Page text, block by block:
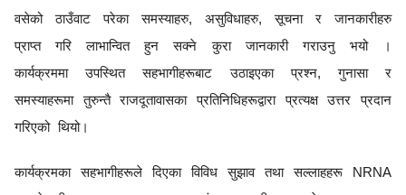
वसेको ठाउँवाट परेका समस्याहरु, असुविधाहरु,सूचना र जानकारीहरु
प्राप्त गरि लाभान्वित हुन सक्ने कुरा जानकारी गराउनु भयो ।
कार्यक्रममा उपस्थित सहभागीहरूबाट उठाइएका प्रश्न,गुनासा र
समस्याहरूमा तुरुन्तै राजदूतावासका प्रतिनिधिहरूद्वारा प्रत्यक्ष उत्तर प्रदान
गरिएको थियो।
कार्यक्रमका सहभागीहरूले दिएका विविध सुझाव तथा सल्लाहहरू
NRNA